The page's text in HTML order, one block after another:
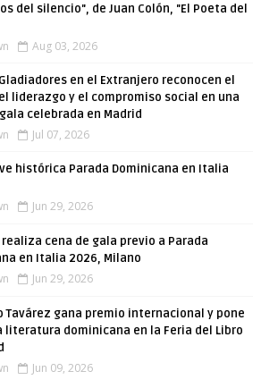
del silencio", de Juan Colón, "El Poeta del
Aug 03, 2026
en el Extranjero reconocen el
liderazgo y el compromiso social en una
celebrada en Madrid
Jul 07, 2026
histórica Parada Dominicana en Italia
Jun 29, 2026
realiza cena de gala previo a Parada
en Italia 2026, Milano
Jun 29, 2026
Tavárez gana premio internacional y pone
literatura dominicana en la Feria del Libro
Jun 09, 2026